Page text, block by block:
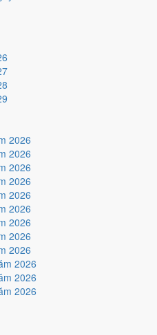
2026
2026
2026
2026
2026
2026
2026
2026
2026
2026
2026
2026
ở
ở
Trực Nguy kéo giảm điểm.
nay ở
trung bình (4/10)
Nguy kéo giảm điểm.